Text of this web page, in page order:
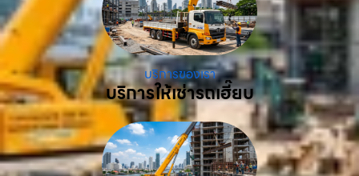
บริการของเรา
บริการให้เช่ารถเฮี๊ยบ